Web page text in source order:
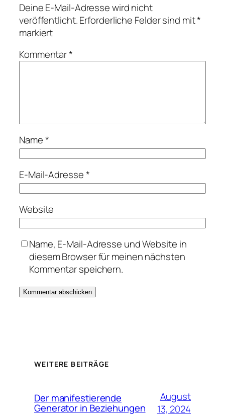
Deine E-Mail-Adresse wird nicht
veröffentlicht.Erforderliche Felder sind mit*
markiert
Kommentar*
Name*
E-Mail-Adresse*
Website
Name, E-Mail-Adresse und Website in
diesem Browser für meinen nächsten
Kommentar speichern.
WEITERE BEITRÄGE
Der manifestierende
Generator in Beziehungen
August
13, 2024